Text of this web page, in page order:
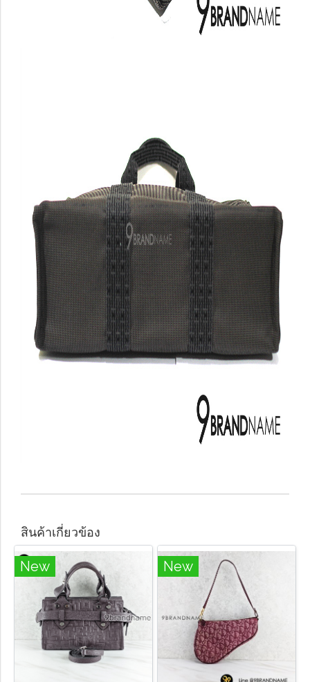
สินค้าเกี่ยวข้อง
New New